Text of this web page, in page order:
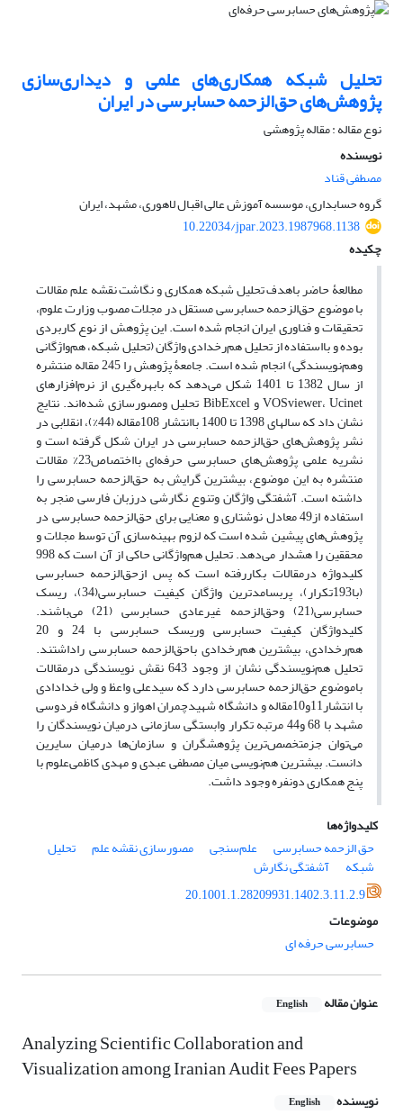
تحلیل شبکه همکاری‌های علمی و دیداری‌سازی
پژوهش‌های حق‌الزحمه حسابرسی در ایران
نوع مقاله : مقاله پژوهشی
نویسنده
مصطفی قناد
گروه حسابداری، موسسه آموزش عالی اقبال لاهوری، مشهد، ایران
10.22034/jpar.2023.1987968.1138
چکیده
مطالعۀ حاضر باهدف تحلیل شبکه همکاری و نگاشت نقشه علم مقالات
با موضوع حق‌الزحمه حسابرسی مستقل در مجلات مصوب وزارت علوم،
تحقیقات و فناوری ایران انجام شده است. این پژوهش از نوع کاربردی
بوده و بااستفاده از تحلیل هم‌رخدادی واژگان (تحلیل شبکه، هم‌واژگانی
وهم‌نویسندگی) انجام شده است. جامعۀ پژوهش را 245 مقاله منتشره
از سال 1382 تا 1401 شکل می‌دهد که بابهره‌گیری از نرم‌افزارهای
VOSviewer، Ucinet و BibExcel تحلیل ومصورسازی شده‌اند. نتایج
نشان داد که سالهای 1398 تا 1400 باانتشار 108مقاله (44%)، انقلابی در
نشر پژوهش‌های حق‌الزحمه حسابرسی در ایران شکل گرفته است و
نشریه علمی پژوهش‌های حسابرسی حرفه‌ای بااختصاص23% مقالات
منتشره به این موضوع، بیشترین گرایش به حق‌الزحمه حسابرسی را
داشته است. آشفتگی واژگان وتنوع نگارشی درزبان فارسی منجر به
استفاده از49 معادل نوشتاری و معنایی برای حق‌الزحمه حسابرسی در
پژوهش‌های پیشین شده است که لزوم بهینه‌سازی آن توسط مجلات و
محققین را هشدار می‌دهد. تحلیل هم‌واژگانی حاکی از آن است که 998
کلیدواژه درمقالات بکاررفته است که پس ازحق‌الزحمه حسابرسی
(با193تکرار)، پربسامدترین واژگان کیفیت حسابرسی(34)، ریسک
حسابرسی(21) وحق‌الزحمه غیرعادی حسابرسی (21) می‌باشند.
کلیدواژگان کیفیت حسابرسی وریسک حسابرسی با 24 و 20
هم‌رخدادی، بیشترین هم‌رخدادی باحق‌الزحمه حسابرسی راداشتند.
تحلیل هم‌نویسندگی نشان از وجود 643 نقش نویسندگی درمقالات
باموضوع حق‌الزحمه حسابرسی دارد که سیدعلی واعظ و ولی خدادادی
با انتشار11و10مقاله و دانشگاه شهیدچمران اهواز و دانشگاه فردوسی
مشهد با 68 و44 مرتبه تکرار وابستگی سازمانی درمیان نویسندگان را
می‌توان جزمتخصص‌ترین پژوهشگران و سازمان‌ها درمیان سایرین
دانست. بیشترین هم‌نویسی میان مصطفی عبدی و مهدی کاظمی‌علوم با
پنج همکاری دونفره وجود داشت.
کلیدواژه‌ها
حق الزحمه حسابرسی
علم‌سنجی مصورسازی نقشه علم تحلیل
شبکه
آشفتگی نگارش
20.1001.1.28209931.1402.3.11.2.9
موضوعات
حسابرسی حرفه ای
عنوان مقاله English
Analyzing Scientific Collaboration and
Visualization among Iranian Audit Fees Papers
نویسنده English